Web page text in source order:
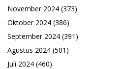
November 2024 (373)
Oktober 2024 (386)
September 2024 (391)
Agustus 2024 (501)
Juli 2024 (460)